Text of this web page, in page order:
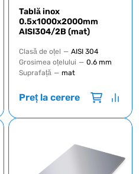
Tablă inox
0.5x1000x2000mm
AISI304/2B (mat)
Clasă de oțel — AISI 304
Grosimea oțelului — 0.6 mm
Suprafață — mat
Preț la cerere